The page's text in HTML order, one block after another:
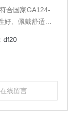
、佩戴舒适；
型减
，无任何调节装
内贮气
df20
在线留言